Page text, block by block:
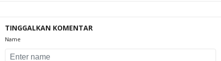
TINGGALKAN KOMENTAR
Name